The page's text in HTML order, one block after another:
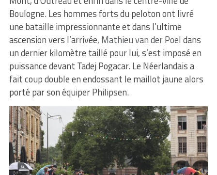
Boulogne. Les hommes forts du peloton ont livré
une bataille impressionnante et dans l’ultime
ascension vers l’arrivée, Mathieu van der Poel dans
un dernier kilomètre taillé pour lui, s’est imposé en
puissance devant Tadej Pogacar. Le Néerlandais a
fait coup double en endossant le maillot jaune alors
porté par son équiper Philipsen.